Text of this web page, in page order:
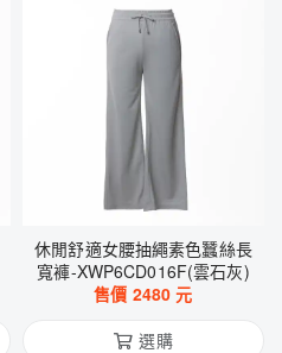
休閒舒適女腰抽繩素色蠶絲長
寬褲-XWP6CD016F(雲石灰)
售價 2480 元
選購